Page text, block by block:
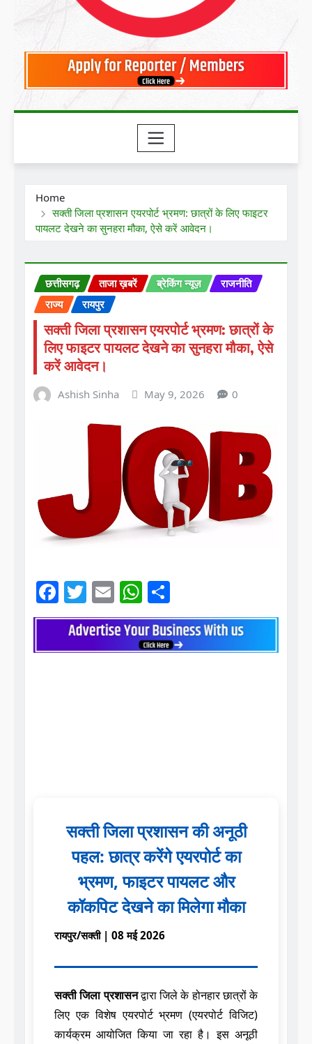
Home
सक्ती जिला प्रशासन एयरपोर्ट भ्रमण: छात्रों के लिए फाइटर
पायलट देखने का सुनहरा मौका, ऐसे करें आवेदन।
छत्तीसगढ़ ताजा ख़बरें ब्रेकिंग न्यूज़
राजनीति
राज्य
रायपुर
सक्ती जिला प्रशासन एयरपोर्ट भ्रमण: छात्रों के
लिए फाइटर पायलट देखने का सुनहरा मौका, ऐसे
करें आवेदन।
Ashish Sinha May 9, 2026 0
F
a
c
e
T
w
it
t
E
m
ai
l
W
h
a
ts
h
a
r
सक्ती जिला प्रशासन की अनूठी
पहल: छात्र करेंगे एयरपोर्ट का
भ्रमण, फाइटर पायलट और
कॉकपिट देखने का मिलेगा मौका
रायपुर/सक्ती | 08 मई 2026
सक्ती जिला प्रशासनद्वारा जिले के होनहार छात्रों के
लिए एक विशेष एयरपोर्ट भ्रमण (एयरपोर्ट विजिट)
कार्यक्रम आयोजित किया जा रहा है। इस अनूठी